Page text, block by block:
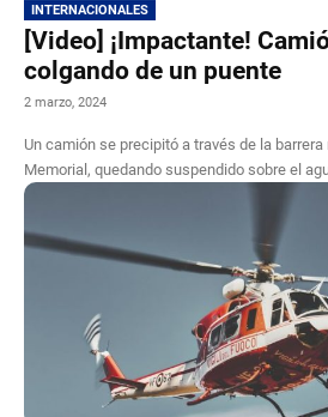
INTERNACIONALES
[Video] ¡Impactante!
colgando de un puente
2 marzo, 2024
Un camión se precipitó a través de la
Memorial, quedando suspendido sobre el